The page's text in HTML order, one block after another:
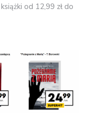
od 12,99 zł do